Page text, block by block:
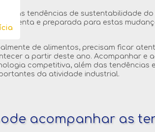
nas tendências de sustentabilidade do
atenta e preparada para estas
de alimentos, precisam ficar
a partir deste ano. Acompanhar e
competitiva, além das tendências
da atividade industrial.
acompanhar as